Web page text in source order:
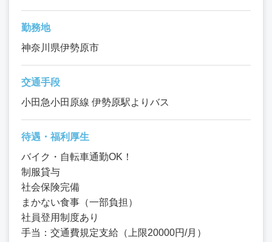
勤務地
神奈川県伊勢原市
交通手段
小田急小田原線 伊勢原駅よりバス
待遇・福利厚生
バイク・自転車通勤OK！
制服貸与
社会保険完備
まかない食事（一部負担）
社員登用制度あり
手当：交通費規定支給（上限20000円/月）